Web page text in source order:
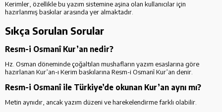
Kerimler, özellikle bu yazım sistemine aşina olan kullanıcılar için
hazırlanmış baskılar arasında yer almaktadır.
Sıkça Sorulan Sorular
Resm-i Osmanî Kur’an nedir?
Hz. Osman döneminde çoğaltılan mushafların yazım esaslarına göre
hazırlanan Kur’an-ı Kerim baskılarına Resm-i Osmanî Kur’an denir.
Resm-i Osmanî ile Türkiye’de okunan Kur’an aynı mı?
Metin aynıdır, ancak yazım düzeni ve harekelendirme farklı olabilir.